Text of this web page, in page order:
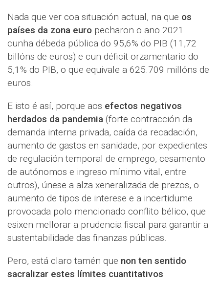
Nada que ver coa situación actual, na que os
países da zona euro pecharon o ano 2021
cunha débeda pública do 95,6% do PIB (11,72
billóns de euros) e cun déficit orzamentario do
5,1% do PIB, o que equivale a 625.709 millóns de
euros.
E isto é así, porque aos efectos negativos
herdados da pandemia (forte contracción da
demanda interna privada, caída da recadación,
aumento de gastos en sanidade, por expedientes
de regulación temporal de emprego, cesamento
de autónomos e ingreso mínimo vital, entre
outros), únese a alza xeneralizada de prezos, o
aumento de tipos de interese e a incertidume
provocada polo mencionado conflito bélico, que
esixen mellorar a prudencia fiscal para garantir a
sustentabilidade das finanzas públicas.
Pero, está claro tamén que non ten sentido
sacralizar estes límites cuantitativos